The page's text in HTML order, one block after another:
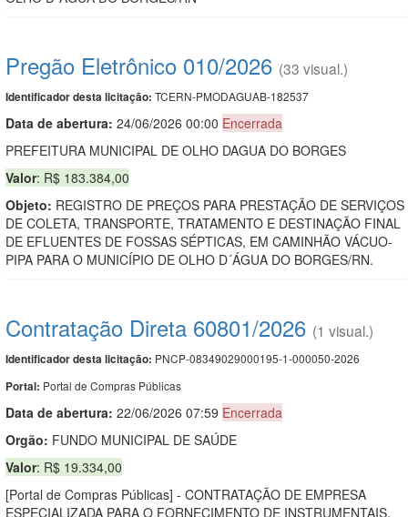
Pregão Eletrônico 010/2026 (33 visual.)
Identificador desta licitação: TCERN-PMODAGUAB-182537
Data de abertura: 24/06/2026 00:00 Encerrada
PREFEITURA MUNICIPAL DE OLHO DAGUA DO BORGES
Valor: R$ 183.384,00
Objeto: REGISTRO DE PREÇOS PARA PRESTAÇÃO DE SERVIÇOS
DE COLETA, TRANSPORTE, TRATAMENTO E DESTINAÇÃO FINAL
DE EFLUENTES DE FOSSAS SÉPTICAS, EM CAMINHÃO VÁCUO-
PIPA PARA O MUNICÍPIO DE OLHO D´ÁGUA DO BORGES/RN.
Contratação Direta 60801/2026 (1 visual.)
Identificador desta licitação: PNCP-08349029000195-1-000050-2026
Portal: Portal de Compras Públicas
Data de abertura: 22/06/2026 07:59 Encerrada
Orgão: FUNDO MUNICIPAL DE SAÚDE
Valor: R$ 19.334,00
[Portal de Compras Públicas] - CONTRATAÇÃO DE EMPRESA
ESPECIALIZADA PARA O FORNECIMENTO DE INSTRUMENTAIS,